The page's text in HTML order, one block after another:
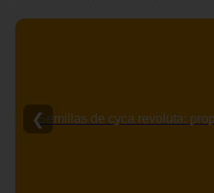
Semillas de cyca revoluta:
❮